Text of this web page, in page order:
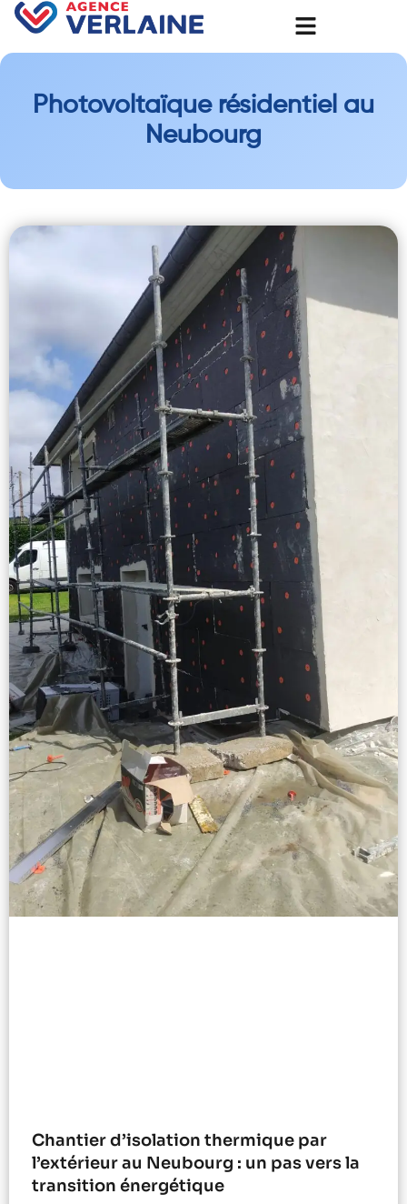
Photovoltaïque résidentiel au
Neubourg
Chantier d’isolation thermique par
l’extérieur au Neubourg : un pas vers la
transition énergétique